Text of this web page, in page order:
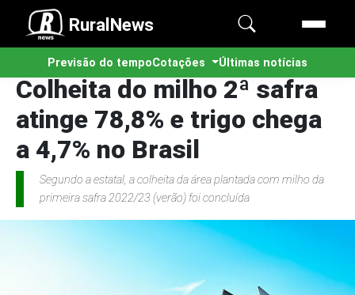
RuralNews
Previsão do tempoCotações Últimas notícias
Colheita do milho 2ª safra
atinge 78,8% e trigo chega
a 4,7% no Brasil
Segundo a estatal, a colheita da área plantada com milho da
primeira safra 2022/23 (verão) foi concluída